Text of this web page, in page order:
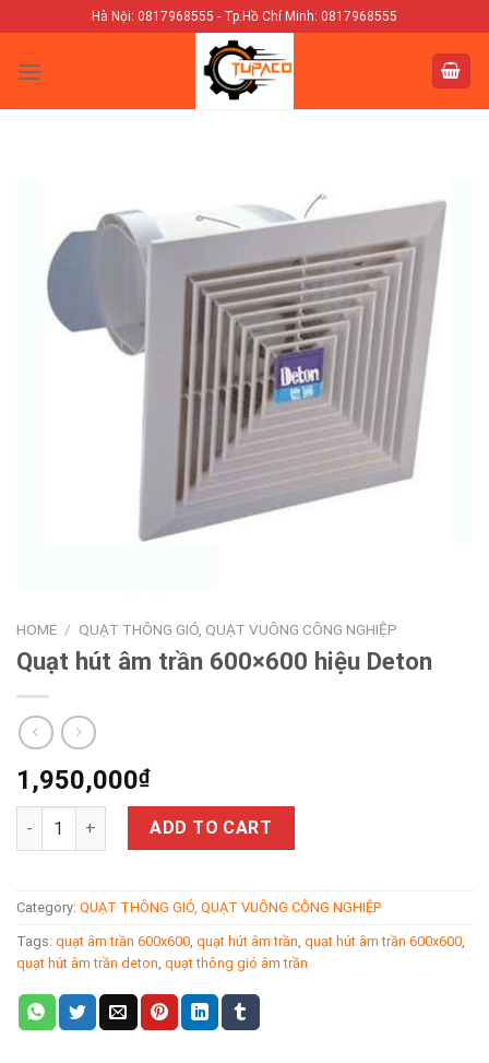
to
content
Hà Nội: 0817968555 - Tp.Hồ Chí Minh: 0817968555
HOME / QUẠT THÔNG GIÓ, QUẠT VUÔNG CÔNG NGHIỆP
Quạt hút âm trần 600×600 hiệu Deton
1,950,000₫
Quạt hút âm trần 600x600 hiệu Deton quantity
ADD TO CART
Category: QUẠT THÔNG GIÓ, QUẠT VUÔNG CÔNG NGHIỆP
Tags: quạt âm trần 600x600, quạt hút âm trần, quạt hút âm trần 600x600,
quạt hút âm trần deton, quạt thông gió âm trần